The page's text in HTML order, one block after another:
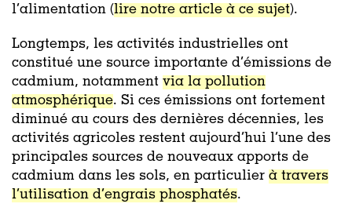
l’alimentation (lire notre article à ce sujet).
Longtemps, les activités industrielles ont
constitué une source importante d’émissions de
cadmium, notamment via la pollution
atmosphérique. Si ces émissions ont fortement
diminué au cours des dernières décennies, les
activités agricoles restent aujourd’hui l’une des
principales sources de nouveaux apports de
cadmium dans les sols, en particulier à travers
l’utilisation d’engrais phosphatés.